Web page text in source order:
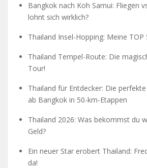
Bangkok nach Koh Samui: Fliegen
lohnt sich wirklich?
Thailand Insel-Hopping: Meine TOP
Thailand Tempel-Route: Die
Tour!
Thailand für Entdecker: Die
ab Bangkok in 50-km-Etappen
Thailand 2026: Was bekommst du
Geld?
Ein neuer Star erobert Thailand:
da!